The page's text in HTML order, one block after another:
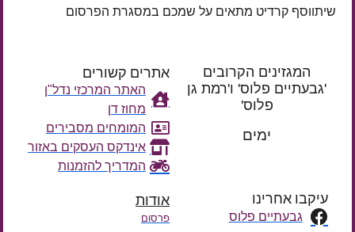
שיתווסף קרדיט מתאים על שמכם במסגרת הפרסום
המגזינים הקרובים
'גבעתיים פלוס' ו'רמת גן
פלוס'
ימים
אתרים קשורים
האתר המרכזי נדל"ן
מחוז דן
המומחים מסבירים
אינדקס העסקים באזור
המדריך להזמנות
עיקבו אחרינו
גבעתיים פלוס
אודות
פרסום